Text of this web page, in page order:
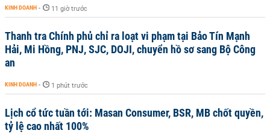
KINH DOANH - 11 giờ trước
Thanh tra Chính phủ chỉ ra loạt vi phạm tại Bảo Tín Mạnh
Hải, Mi Hồng, PNJ, SJC, DOJI, chuyển hồ sơ sang Bộ Công
an
KINH DOANH - 1 phút trước
Lịch cổ tức tuần tới: Masan Consumer, BSR, MB chốt quyền,
tỷ lệ cao nhất 100%